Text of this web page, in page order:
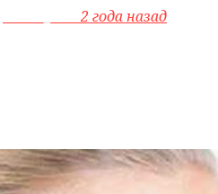
access_time2 года назад